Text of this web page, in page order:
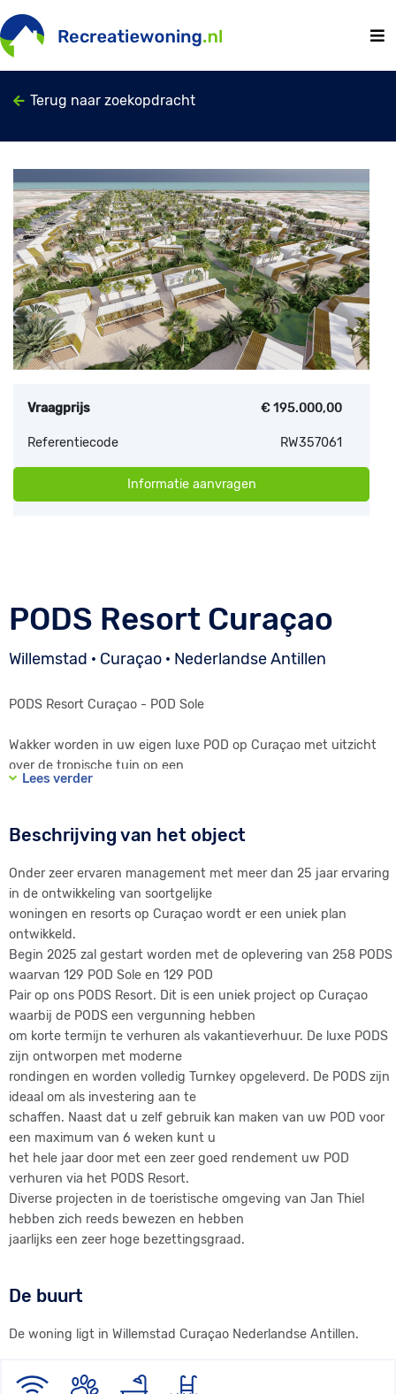
Terug naar zoekopdracht
Vraagprijs € 195.000,00
Referentiecode RW357061
Informatie aanvragen
PODS Resort Curaçao
Willemstad · Curaçao · Nederlandse Antillen
PODS Resort Curaçao - POD Sole
Wakker worden in uw eigen luxe POD op Curaçao met uitzicht
over de tropische tuin op een
resort met zwembaden, strand, restaurants en sportfaciliteiten?
rendement op uw vermogen door toeristische verhuur met
totale ontzorging vanuit PODS
Resort. PODS Resort wordt ontwikkeld op de meest gewilde
locatie van Curaçao, Jan Thiel.
*bij een gemiddelde bezettingsgraad van 75% (huidige gem.
bezettingsgraad op Curacao), hypothecaire financiering mogelijk
tot 50%, ROI gaat dan naar 16%.
Lees verder
Beschrijving van het object
Onder zeer ervaren management met meer dan 25 jaar ervaring
in de ontwikkeling van soortgelijke
woningen en resorts op Curaçao wordt er een uniek plan
ontwikkeld.
Begin 2025 zal gestart worden met de oplevering van 258 PODS
waarvan 129 POD Sole en 129 POD
Pair op ons PODS Resort. Dit is een uniek project op Curaçao
waarbij de PODS een vergunning hebben
om korte termijn te verhuren als vakantieverhuur. De luxe PODS
zijn ontworpen met moderne
rondingen en worden volledig Turnkey opgeleverd. De PODS zijn
ideaal om als investering aan te
schaffen. Naast dat u zelf gebruik kan maken van uw POD voor
een maximum van 6 weken kunt u
het hele jaar door met een zeer goed rendement uw POD
verhuren via het PODS Resort.
Diverse projecten in de toeristische omgeving van Jan Thiel
hebben zich reeds bewezen en hebben
jaarlijks een zeer hoge bezettingsgraad.
De buurt
De woning ligt in Willemstad Curaçao Nederlandse Antillen.